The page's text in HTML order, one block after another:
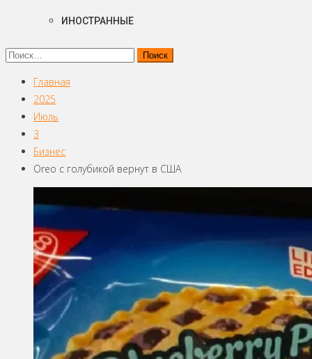
ИНОСТРАННЫЕ
Найти:
Главная
2025
Июль
3
Бизнес
Oreo с голубикой вернут в США